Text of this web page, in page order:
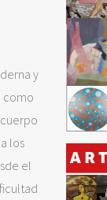
y
como
los
el